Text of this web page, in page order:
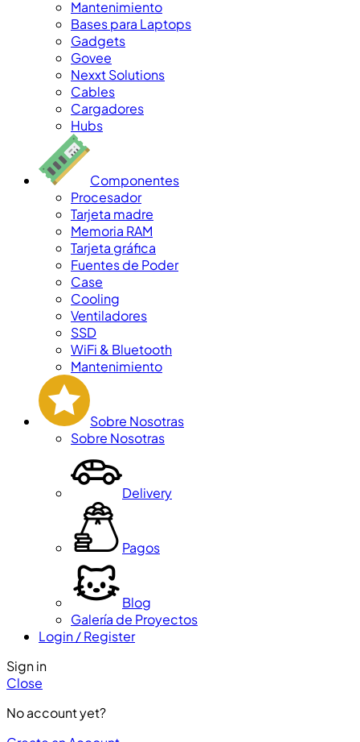
Mantenimiento
Bases para Laptops
Gadgets
Govee
Nexxt Solutions
Cables
Cargadores
Hubs
Componentes
Procesador
Tarjeta madre
Memoria RAM
Tarjeta gráfica
Fuentes de Poder
Case
Cooling
Ventiladores
SSD
WiFi & Bluetooth
Mantenimiento
Sobre Nosotras
Sobre Nosotras
Delivery
Pagos
Blog
Galería de Proyectos
Login / Register
Sign in
Close
No account yet?